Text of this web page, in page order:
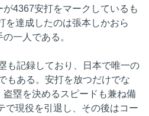
4367安打をマークしているも
を達成したのは張本しかおら
一人である。
も記録しており、日本で唯一の
もある。安打を放つだけでな
盗塁を決めるスピードも兼ね備
で現役を引退し、その後はコー